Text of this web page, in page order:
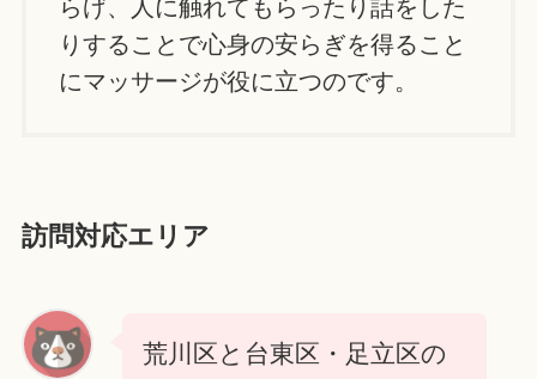
らげ、人に触れてもらったり話をした
りすることで心身の安らぎを得ること
にマッサージが役に立つのです。
訪問対応エリア
荒川区と台東区・足立区の